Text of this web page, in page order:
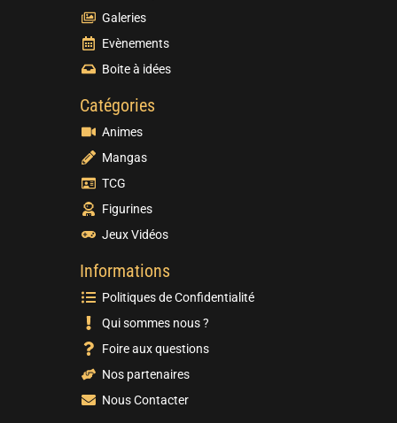
Galeries
Evènements
Boite à idées
Catégories
Animes
Mangas
TCG
Figurines
Jeux Vidéos
Informations
Politiques de Confidentialité
Qui sommes nous ?
Foire aux questions
Nos partenaires
Nous Contacter